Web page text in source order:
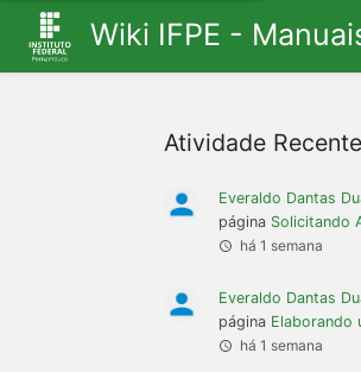
Wiki IFPE -
Atividade Recente
Everaldo Dantas
página Solicitando
há 1 semana
Everaldo Dantas
página Elaborando
há 1 semana